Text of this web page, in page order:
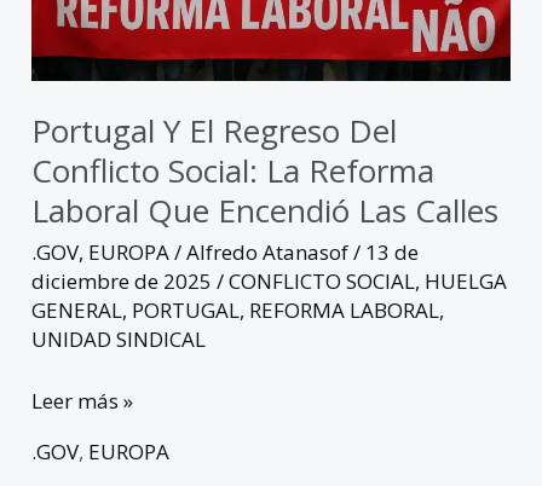
Portugal Y El Regreso Del
Conflicto Social: La Reforma
Laboral Que Encendió Las Calles
.GOV, EUROPA/Alfredo Atanasof/ 13 de
diciembre de 2025/CONFLICTO SOCIAL, HUELGA
GENERAL, PORTUGAL, REFORMA LABORAL,
UNIDAD SINDICAL
reforma
laboral
que
encendió
las
calles
Leer más »
.GOV, EUROPA